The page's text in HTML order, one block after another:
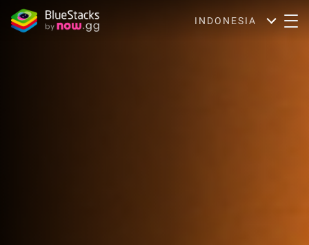
INDONESIA